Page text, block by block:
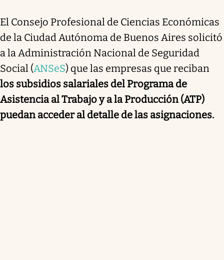
El Consejo Profesional de Ciencias Económicas
de la Ciudad Autónoma de Buenos Aires solicitó
a la Administración Nacional de Seguridad
Social (ANSeS) que las empresas que reciban
los subsidios salariales del Programa de
Asistencia al Trabajo y a la Producción (ATP)
puedan acceder al detalle de las asignaciones.